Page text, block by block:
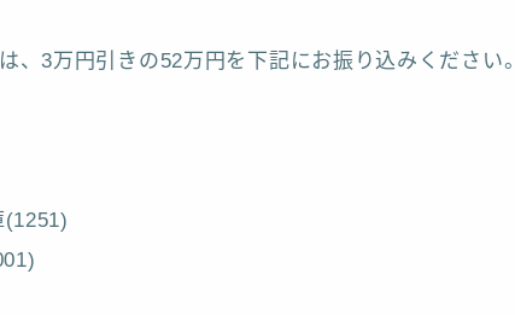
、3万円引きの52万円を下記にお振り込みください。
(1251)